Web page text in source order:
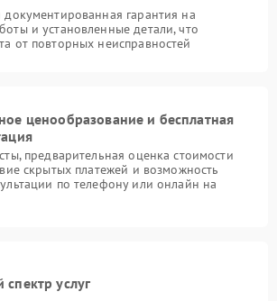
документированная гарантия на
и установленные детали, что
от повторных неисправностей
ценообразование и бесплатная
предварительная оценка стоимости
скрытых платежей и возможность
по телефону или онлайн на
услуг